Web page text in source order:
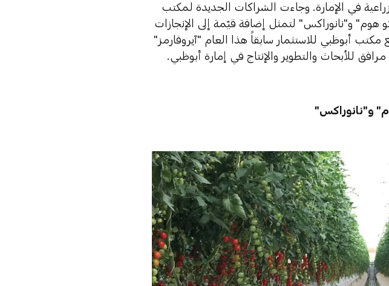
في الإمارة. وجاءت الشراكات الجديدة لمكتب
و"نانوراكس" لتمثل إضافة قيّمة إلى الإنجازات
أبوظبي للاستثمار سابقاً هذا العام "آيروفارمز"
للأبحاث والتطوير والإنتاج في إمارة أبوظبي.
و"نانوراكس"